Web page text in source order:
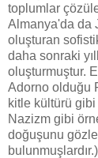
toplumlar
Almanya'da da
oluşturan
daha sonraki
oluşturmuştur.
Adorno olduğu
kitle kültürü
Nazizm gibi
doğuşunu
bulunmuşlardır.)